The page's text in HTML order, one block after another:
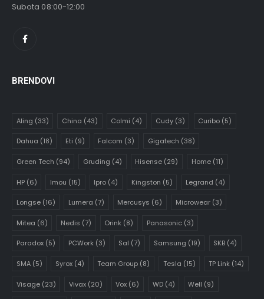
Subota 08:00-12:00
BRENDOVI
Aling (33) China (43) Colmi (4) Cudy(3) Curibo (5)
Dahua (18) Eti (9) Falcom (3) Gigatech (38)
Green Tech (94) Gruding (4) Hisense (29) Home(11)
HP(6) Imou (15) Ipro (4) Kingston (5) Legrand (4)
Longse(16) Lumera (7) Mercusys (6) Microwear(3)
Mitea (6) Nedis (7) Orink (8) Panasonic(3)
Paradox(5) PCWork (3) Sal (7) Samsung (19) SKB (4)
SMA(5) Syrox (4) Team Group (8) Tesla (15) TP Link (14)
Visage(23) Vivax (20) Vox (6) WD(4) Well (9)